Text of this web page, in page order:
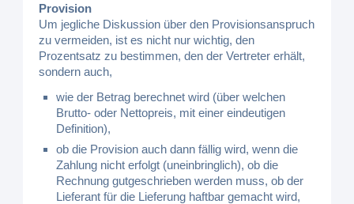
Provision
Um jegliche Diskussion über den Provisionsanspruch
zu vermeiden, ist es nicht nur wichtig, den
Prozentsatz zu bestimmen, den der Vertreter erhält,
sondern auch,
wie der Betrag berechnet wird (über welchen
Brutto- oder Nettopreis, mit einer eindeutigen
Definition),
ob die Provision auch dann fällig wird, wenn die
Zahlung nicht erfolgt (uneinbringlich), ob die
Rechnung gutgeschrieben werden muss, ob der
Lieferant für die Lieferung haftbar gemacht wird,